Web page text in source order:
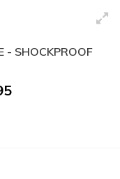
- SHOCKPROOF